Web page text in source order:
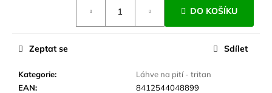
DO KOŠÍKU
Kategorie:
Láhve na pití - tritan
EAN: 8412544048899
Zeptat se Sdílet
r
u
u